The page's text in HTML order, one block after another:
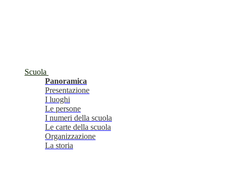
Scuola
Panoramica
Presentazione
I luoghi
Le persone
I numeri della scuola
Le carte della scuola
Organizzazione
La storia